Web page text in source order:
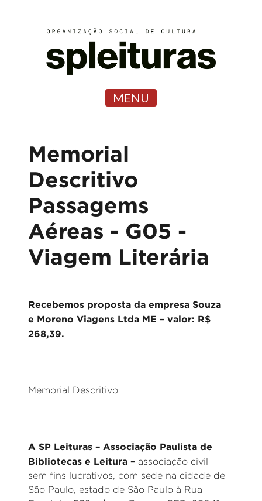
MENU
Memorial
Descritivo
Passagems
Aéreas - G05 -
Viagem Literária
Recebemos proposta da empresa Souza
e Moreno Viagens Ltda ME – valor: R$
268,39.
Memorial Descritivo
A SP Leituras – Associação Paulista de
Bibliotecas e Leitura – associação civil
sem fins lucrativos, com sede na cidade de
São Paulo, estado de São Paulo à Rua